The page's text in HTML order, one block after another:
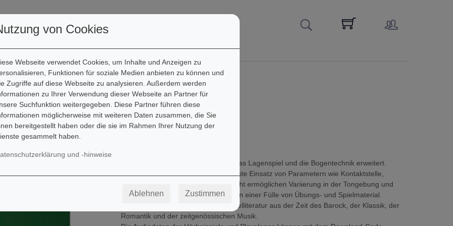
von Cookies
Webseite verwendet Cookies, um Inhalte und Anzeigen zu
Funktionen für soziale Medien anbieten zu können und
Zugriffe auf diese Webseite zu analysieren. Außerdem werden
zu Ihrer Verwendung dieser Webseite an Partner für
Suchfunktion weitergegeben. Diese Partner führen diese
möglicherweise mit weiteren Daten zusammen, die Sie
bereitgestellt haben oder die sie im Rahmen Ihrer Nutzung der
gesammelt haben.
und -hinweise
Ablehnen Zustimmen
Downloads
Andrea Holzer-Rhomberg
Fiedel-Max 5 Viola
Schule für Viola
In Band 5 werden Schritt für Schritt das Lagenspiel und die Bogentechnik erweitert.
Diverse Stricharten sowie der bewusste Einsatz von Parametern wie Kontaktstelle,
Bogengeschwindigkeit und Armgewicht ermöglichen Variierung in der Tongebung und
Verfeinerung der Klangqualität. Neben einer Fülle von Übungs- und Spielmaterial
beinhaltet die Ausgabe bewährte Spielliteratur aus der Zeit des Barock, der Klassik, der
Romantik und der zeitgenössischen Musik.